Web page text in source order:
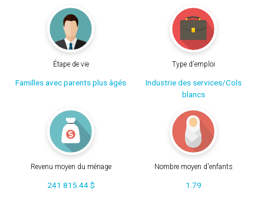
Étape de vie
Familles avec parents plus âgés
Type d'emploi
Industrie des services/Cols
blancs
Revenu moyen du ménage
241 815.44 $
Nombre moyen d'enfants
1.79